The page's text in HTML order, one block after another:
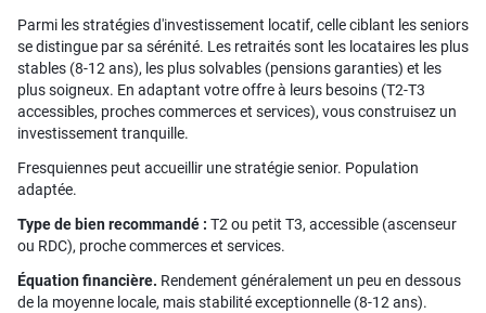
Parmi les stratégies d'investissement locatif, celle ciblant les seniors
se distingue par sa sérénité. Les retraités sont les locataires les plus
stables (8-12 ans), les plus solvables (pensions garanties) et les
plus soigneux. En adaptant votre offre à leurs besoins (T2-T3
accessibles, proches commerces et services), vous construisez un
investissement tranquille.
Fresquiennes peut accueillir une stratégie senior. Population
adaptée.
Type de bien recommandé : T2 ou petit T3, accessible (ascenseur
ou RDC), proche commerces et services.
Équation financière. Rendement généralement un peu en dessous
de la moyenne locale, mais stabilité exceptionnelle (8-12 ans).